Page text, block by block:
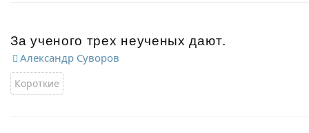
За ученого трех неученых дают.
Александр Суворов
Короткие